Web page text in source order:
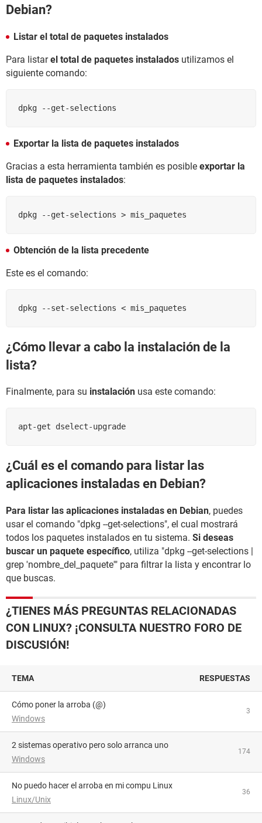
Debian?
Listar el total de paquetes instalados
Para listarel total de paquetes instalados utilizamos el
siguiente comando:
dpkg --get-selections
Exportar la lista de paquetes instalados
Gracias a esta herramienta también es posible exportar la
lista de paquetes instalados:
dpkg --get-selections > mis_paquetes
Obtención de la lista precedente
Este es el comando:
dpkg --set-selections < mis_paquetes
¿Cómo llevar a cabo la instalación de la
lista?
Finalmente, para su instalación usa este comando:
¿Cuál es el comando para listar las
aplicaciones instaladas en Debian?
Para listar las aplicaciones instaladas en Debian, puedes
usar el comando "dpkg --get-selections", el cual mostrará
todos los paquetes instalados en tu sistema. Si deseas
buscar un paquete específico, utiliza "dpkg --get-selections |
grep 'nombre_del_paquete'" para filtrar la lista y encontrar lo
que buscas.
¿TIENES MÁS PREGUNTAS RELACIONADAS
CON LINUX? ¡CONSULTA NUESTRO FORO DE
DISCUSIÓN!
TEMA RESPUESTAS
Cómo poner la arroba (@)
Windows
3
2 sistemas operativo pero solo arranca uno
Windows
174
No puedo hacer el arroba en mi compu Linux
Linux/Unix
36